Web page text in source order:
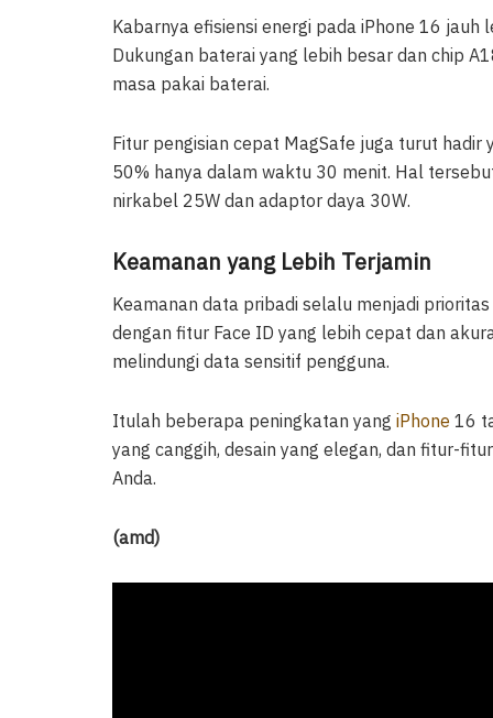
Kabarnya efisiensi energi pada iPhone 16
Dukungan baterai yang lebih besar dan chip
masa pakai baterai.
Fitur pengisian cepat MagSafe juga turut hadir
50% hanya dalam waktu 30 menit. Hal
nirkabel 25W dan adaptor daya 30W.
Keamanan yang Lebih Terjamin
Keamanan data pribadi selalu menjadi prioritas
dengan fitur Face ID yang lebih cepat dan
melindungi data sensitif pengguna.
Itulah beberapa peningkatan yang iPhone 16
yang canggih, desain yang elegan, dan fitur-
Anda.
(amd)